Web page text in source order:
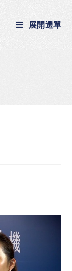
展開選單